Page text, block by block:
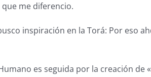
que me diferencio.
inspiración en la Torá: Por eso
es seguida por la creación de